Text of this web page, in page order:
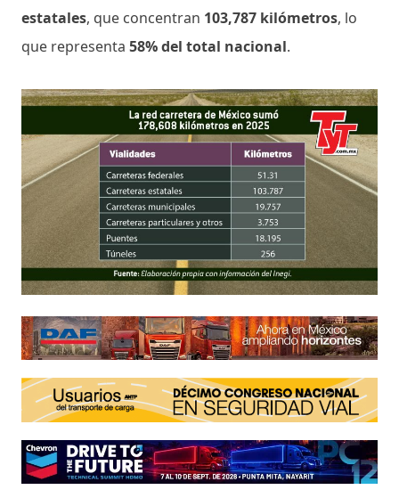
estatales, que concentran 103,787 kilómetros, lo
que representa 58% del total nacional.